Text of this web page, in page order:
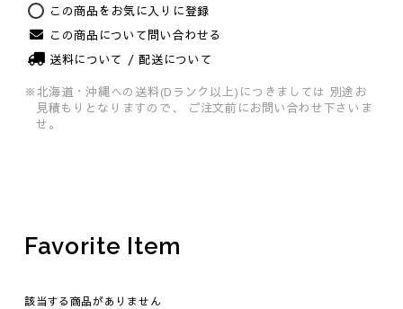
Original
この商品をお気に入りに登録
この商品について問い合わせる
送料について / 配送について
※北海道・沖縄への送料(Dランク以上)につきましては 別途お
見積もりとなりますので、
ご注文前にお問い合わせ下さいま
せ。
Favorite Item
該当する商品がありません